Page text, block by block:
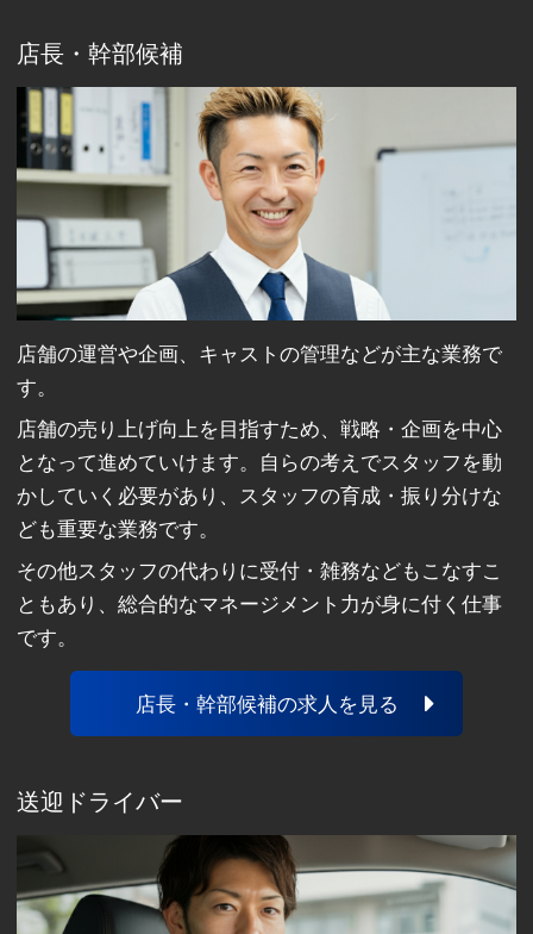
店長・幹部候補
店舗の運営や企画、キャストの管理などが主な業務で
す。
店舗の売り上げ向上を目指すため、戦略・企画を中心
となって進めていけます。自らの考えでスタッフを動
かしていく必要があり、スタッフの育成・振り分けな
ども重要な業務です。
その他スタッフの代わりに受付・雑務などもこなすこ
ともあり、総合的なマネージメント力が身に付く仕事
です。
店長・幹部候補の求人を見る
送迎ドライバー